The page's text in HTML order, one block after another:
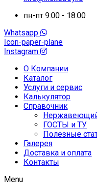
пн-пт 9:00 - 18:00
Whatsapp
Icon-paper-plane
Instagram
О Компании
Каталог
Услуги и сервис
Калькулятор
Справочник
ГОСТЫ и ТУ
Полезные
Галерея
Доставка и оплата
Контакты
Menu